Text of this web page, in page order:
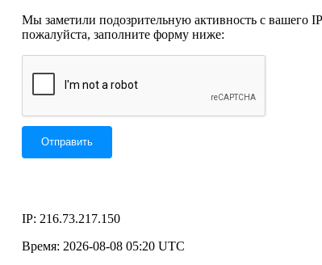
Мы заметили подозрительную активность с вашего
пожалуйста, заполните форму ниже:
IP: 216.73.217.150
Время: 2026-08-08 05:20 UTC